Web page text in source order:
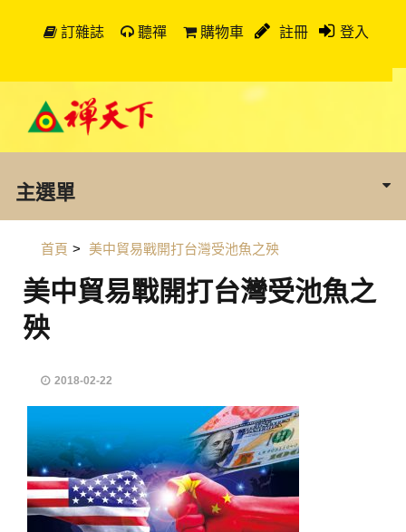
訂雜誌 聽禪 購物車 註冊 登入
主選單
首頁 > 美中貿易戰開打台灣受池魚之殃
美中貿易戰開打台灣受池魚之
殃
2018-02-22